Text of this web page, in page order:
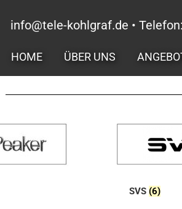
info@tele-kohlgraf.de •
HOME ÜBER UNS
SVS (6)